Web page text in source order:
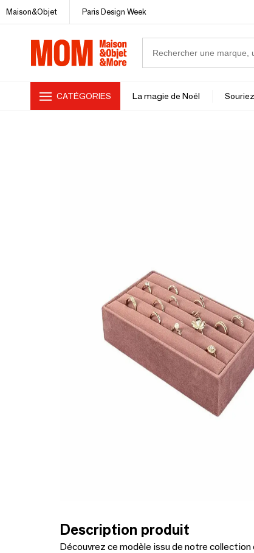
Maison&Objet Paris Design Week
CATÉGORIES La magie de Noël
Description produit
Découvrez ce modèle issu de notre